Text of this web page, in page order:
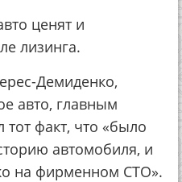
ценят и
лизинга.
Демиденко,
авто, главным
факт, что «было
автомобиля, и
на фирменном СТО».